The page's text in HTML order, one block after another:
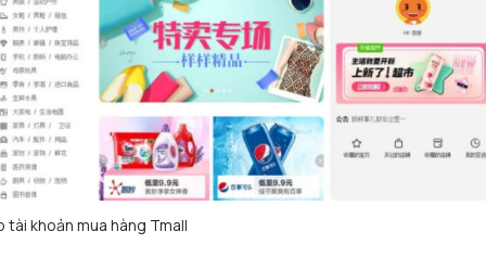
tài khoản mua hàng Tmall